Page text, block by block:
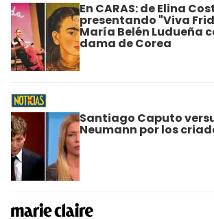
En CARAS: de Elina
presentando "Viva
María Belén Ludueña
dama de Corea
Santiago Caputo
Neumann por los